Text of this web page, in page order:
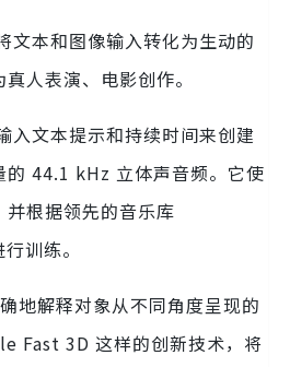
本和图像输入转化为生动的
人表演、电影创作。
文本提示和持续时间来创建
的 44.1 kHz 立体声音频。它使
根据领先的音乐库
训练。
地解释对象从不同角度呈现的
Fast 3D 这样的创新技术，将